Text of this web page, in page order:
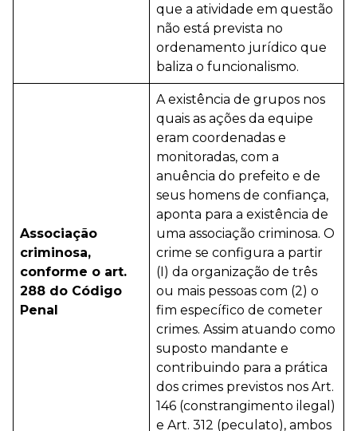
que a atividade em questão
não está prevista no
ordenamento jurídico que
baliza o funcionalismo.
Associação
criminosa,
conforme o art.
288 do Código
Penal
A existência de grupos nos
quais as ações da equipe
eram coordenadas e
monitoradas, com a
anuência do prefeito e de
seus homens de confiança,
aponta para a existência de
uma associação criminosa. O
crime se configura a partir
(I) da organização de três
ou mais pessoas com (2) o
fim específico de cometer
crimes. Assim atuando como
suposto mandante e
contribuindo para a prática
dos crimes previstos nos Art.
146 (constrangimento ilegal)
e Art. 312 (peculato), ambos